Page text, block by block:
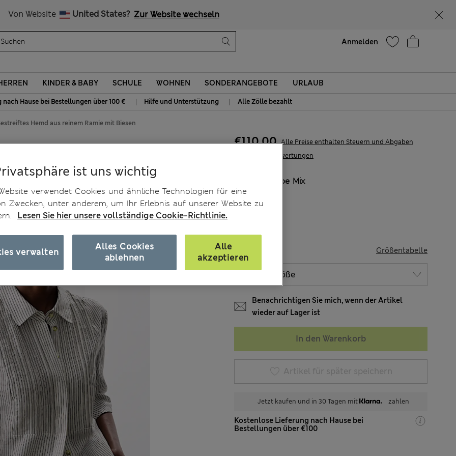
Von Website United States? Zur Website wechseln
Anmelden
KINDER & BABY SCHULE WOHNEN SONDERANGEBOTE URLAUB
Hause bei Bestellungen über 100 € | Hilfe und Unterstützung | Alle Zölle bezahlt
Hemd aus reinem Ramie mit Biesen
3 Bewertungen
€110.00 Alle Preise enthalten Steuern und Abgaben
Grape Mix
Ausverkauft
Größentabelle
Benachrichtigen Sie mich, wenn der Artikel
wieder auf Lager ist
In den Warenkorb
Artikel für später speichern
Jetzt kaufen und in 30 Tagen mit zahlen
Kostenlose Lieferung nach Hause bei
Bestellungen über €100
ist uns wichtig
verwendet Cookies und ähnliche Technologien für eine
Zwecken, unter anderem, um Ihr Erlebnis auf unserer Website zu
Lesen Sie hier unsere vollständige Cookie-Richtlinie.
Alles Cookies
ablehnen
Alle
akzeptieren
verwalten